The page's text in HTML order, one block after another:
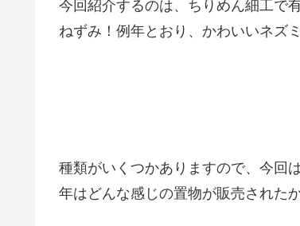
今回紹介するのは、ちりめん細工で
ねずみ！例年とおり、かわいいネズ
種類がいくつかありますので、今回
年はどんな感じの置物が販売された